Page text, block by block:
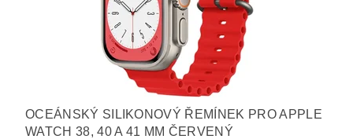
OCEÁNSKÝ SILIKONOVÝ ŘEMÍNEK PRO APPLE
WATCH 38, 40 A 41 MM ČERVENÝ